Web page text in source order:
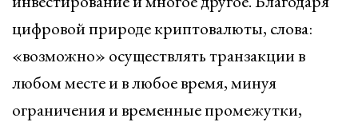
цифровой природе криптовалюты, слова:
«возможно» осуществлять транзакции в
любом месте и в любое время, минуя
ограничения и временные промежутки,